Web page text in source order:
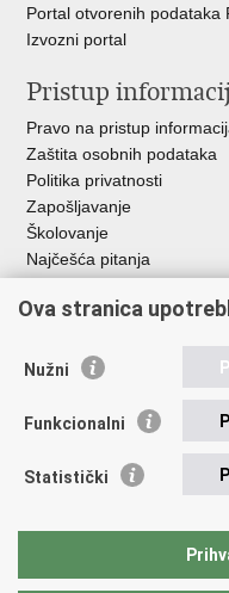
Portal otvorenih podataka
Izvozni portal
Pristup
Pravo na pristup
Zaštita osobnih podataka
Politika privatnosti
Zapošljavanje
Školovanje
Najčešća pitanja
Važne poveznice
EMN Nacionalna
Policijska akademija
Zaklada policijske
Udruge
Ova stranica
Nužni
Funkcionalni
Statistički